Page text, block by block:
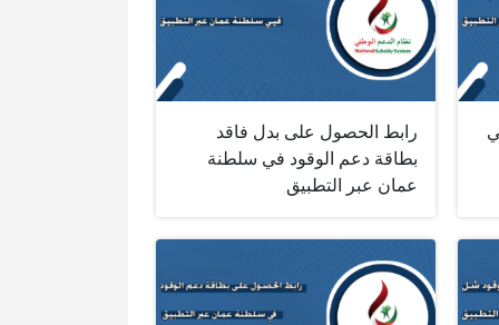
رابط الحصول على بدل فاقد
بطاقة دعم الوقود في سلطنة
عمان عبر التطبيق